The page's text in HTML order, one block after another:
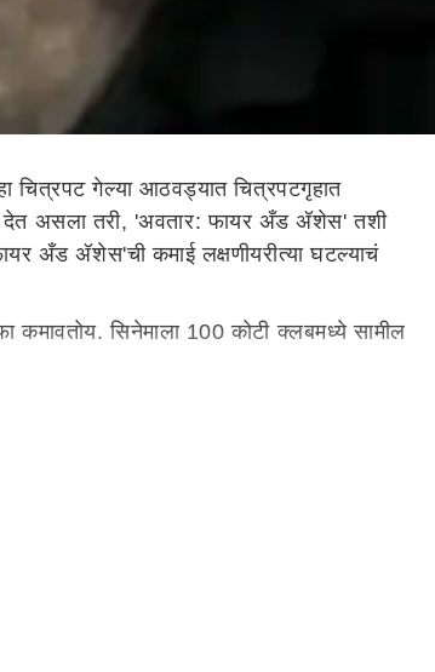
गेल्या आठवड्यात चित्रपटगृहात
देत असला तरी, 'अवतार: फायर अँड अ‍ॅशेस' तशी
अँड अ‍ॅशेस'ची कमाई लक्षणीयरीत्या घटल्याचं
कमावतोय. सिनेमाला 100 कोटी क्लबमध्ये सामील